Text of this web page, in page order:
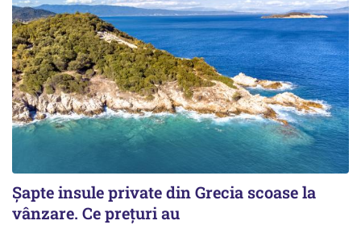
Șapte insule private din Grecia scoase la
vânzare. Ce prețuri au